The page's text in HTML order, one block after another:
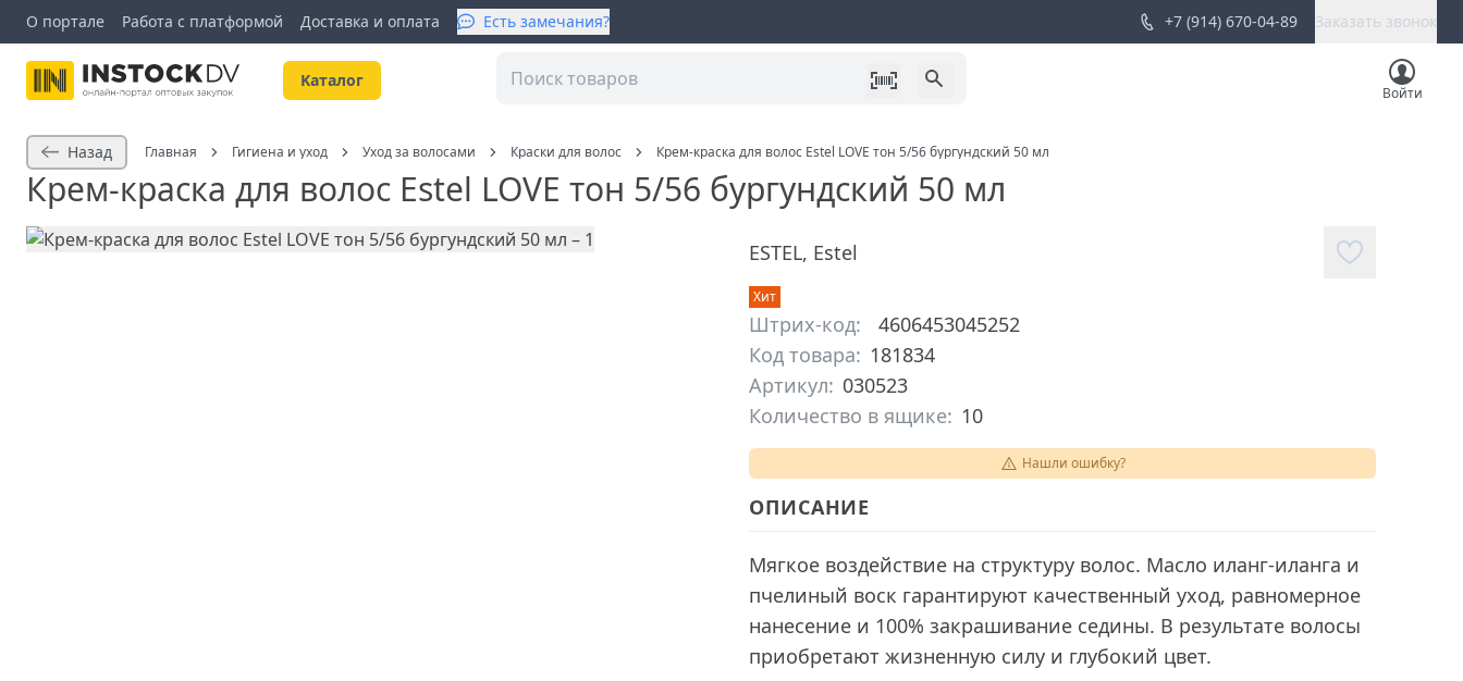
О портале Работа с платформой Доставка и оплата Есть замечания? +7 (914) 670-04-89 Заказать звонок
Kаталог
Войти
Назад Главная Гигиена и уход Уход за волосами Краски для волос Крем-краска для волос Estel LOVE тон 5/56 бургундский 50 мл
Крем-краска для волос Estel LOVE тон 5/56 бургундский 50 мл
ESTEL, Estel
Хит
Штрих-код:
4606453045252
Код товара: 181834
Артикул: 030523
Количество в ящике: 10
Нашли ошибку?
ОПИСАНИЕ
Мягкое воздействие на структуру волос. Масло иланг-иланга и
пчелиный воск гарантируют качественный уход, равномерное
нанесение и 100% закрашивание седины. В результате волосы
приобретают жизненную силу и глубокий цвет.